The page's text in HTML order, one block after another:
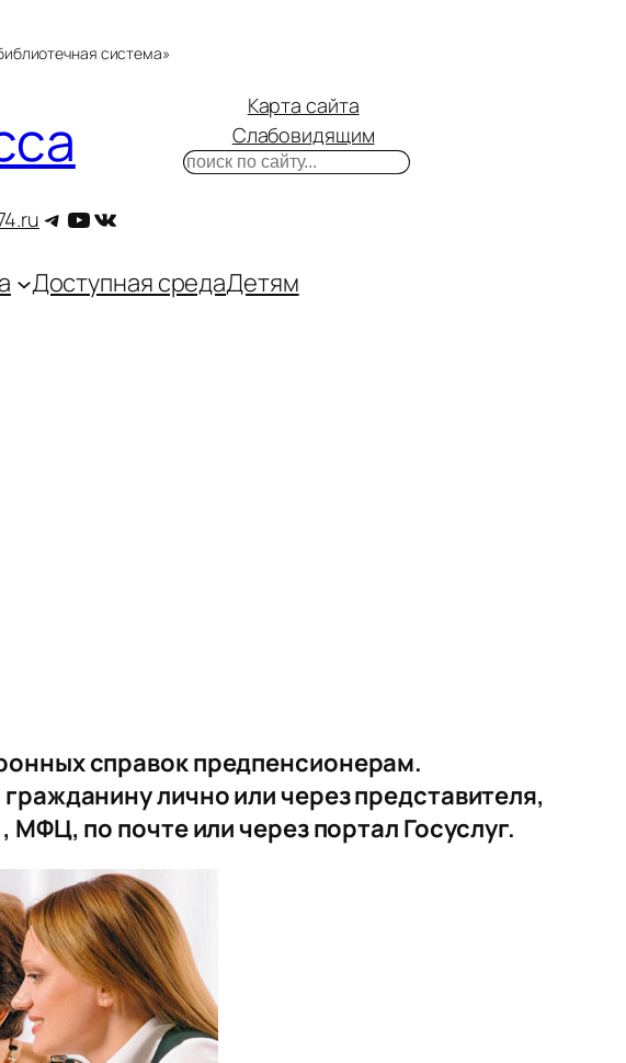
система»
Telegram
YouTube
ВКонтакте
Карта сайта
Слабовидящим
Поиск
Доступная средаДетям
справок предпенсионерам.
лично или через представителя,
по почте или через портал Госуслуг.